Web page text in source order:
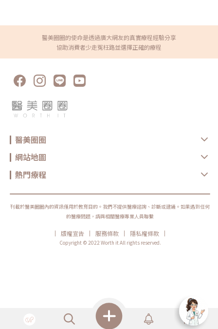
張力與緊緻度。 真皮中深層至皮下。效果維持約6-9個月，部分可達一年。
Sculptra 舒顏萃(4D童妍針) 100% 聚左旋乳酸 (PLLA) 強項在「長效支
撐」。能漸進式、大面積地重建深層骨架與脂肪墊流失，升級版4D製程不
需費力按摩，膠原新生量更高。 皮下組織至深層。效果最長可維持長達25
(HA) 結合玻尿酸的「即時保水填補」與PDLLA的「漸進膠原新生」。小分
皮層(小分子) / 皮下組織(大分子)。維持約12-24個月。 aesPLLA 原生曙光
瓶 聚左旋乳酸 (PLLA) 獨家絲綢科技使微粒表面平滑，大幅降低結節風險
(僅0.00127%)。能將老化白色脂肪轉化為米色脂肪，緊緻肌膚並重建結
「年齡」與「痛點」的精準指南面對琳瑯滿目的針劑，消費者可以依照自己
的「年齡層」與「核心訴求」來挑選： 輕齡/初抗老、追求無瑕膚況（25-
35歲）：如果你沒有明顯的下垂凹陷，只是覺得素顏暗沉、上妝不服貼、皮
弛、追求輪廓緊緻（35+歲）：如果開始感受到臉部組織失去彈性、有微微
的鬆弛感，但不想做過度誇張的填補，Profhilo 逆時針是最佳選擇，它能
重凹陷者）：針對夫妻宮凹陷、深層法令紋或臉頰消瘦，建議選擇
Sculptra 4D童妍針或 aesPLLA 曙光瓶，由深層打底養膚，重建流失的骨架
與組織支撐。 急救補水又想要持久膠原新生：如果希望有玻尿酸立刻澎潤
的效果，又想要膠原增生劑的長效持久，結合兩者成分的 Juvelook 喬雅露
免劇烈運動，減少腫脹與發炎機率。 按摩與否？過去打3D舒顏萃需要痛苦
的「555按摩」；如今的新技術如 4D童妍針、Juvelook、Doublyx EVO
及 Profhilo，由於粉體與劑型的優化，通常不需患者自行刻意按壓揉捏，
藥，而是需要時間讓細胞「施工」。多數療程會建議以 2至3次為一個完整
初始療程（每次間隔約4週）。完成打底後，每年僅需進行1-2次的維護保
養，即可將肌膚鎖在最佳水位，是預算規劃上最聰明的「高階維養」策略。
覺到膚質變亮、臉頰變得比較緊實；大約 2 到 3 個月時，膠原蛋白新生達
到高峰，這時候的效果就會是最漂亮、最明顯的狀態！Q3：打這個會痛
嗎？隔天能去上班嗎？現在的新型態針劑（像是彈力針、逆時針）在注射技
術上都做了很大的升級，通常醫師只需要在臉上打少數幾個特定的點，大幅
降低了痛感與瘀青的機率。一般來說，術後只會有輕微的紅腫或小小的針
杰膚美診所-李杰年醫師提供）（圖／杰膚美診所-李杰年醫師提供）指甲矯
正要做幾次？嵌甲程度輕微的病患只需要做一到兩階段的治療，但發炎嚴
重、變形嚴重的病患會需要多次的治療，需要由醫師來評估並與病患仔細討
月就重新裝置矯正器進行調整，待狀況穩定之後，矯正器重置與門診追蹤的
間隔時間就可以拉長。（圖／杰膚美診所-李杰年醫師提供）（圖／杰膚美
立即得到改善，大多數病人都可以立即恢復正常生活。少數病人戴上指甲矯
正器之後的前幾天會有異物感或是拉扯緊緊的感覺，但不會有疼痛刺痛的感
覺，異物感也會逐步消退。矯正之前就有發炎情況 (紅腫、化膿、肉牙腫
能會出現無痛的指甲下出血(指甲瘀青)，是矯正的拉力所造成，薄軟的指甲
片與底下的甲床血管因拉扯而有輕微分離出血的情形，如果沒有持續惡化或
疼痛不適的情形，一般而言會自然消退。大部分的病人在數周到數月時，會
需要階段性的重新置放和調整矯正器，依照病人指甲的嚴重度和醫師的治療
落，就需要再與醫師另外預約時間重置矯正器。底下會再教大家如何照護，
避免矯正器意外脫落。《點擊看完整文章介紹》文章轉載自「杰膚美診所-
醫美圈圈的使命是透過廣大網友的真實療程經驗分享
協助消費者少走冤枉路並選擇正確的療程
醫美圈圈
網站地圖
熱門療程
刊載於醫美圈圈內的資訊僅用於教育目的。我們不提供醫療諮詢、診斷或建議。如果遇到任何
的醫療問題，請與相關醫療專業人員聯繫
| 版權宣告 | 服務條款 | 隱私權條款
|
Copyright © 2022 Worth it All rights reserved.